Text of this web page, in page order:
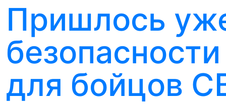
Пришлось
для бойцов